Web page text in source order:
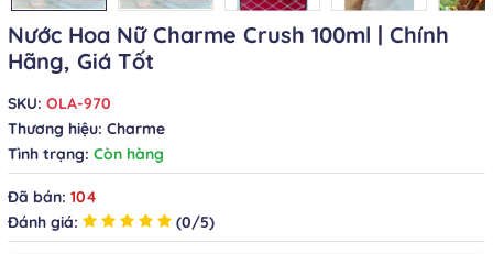
Nước Hoa Nữ Charme Crush 100ml | Chính
Hãng, Giá Tốt
SKU: OLA-970
Thương hiệu: Charme
Tình trạng: Còn hàng
Đã bán: 104
Đánh giá:
(0/5)